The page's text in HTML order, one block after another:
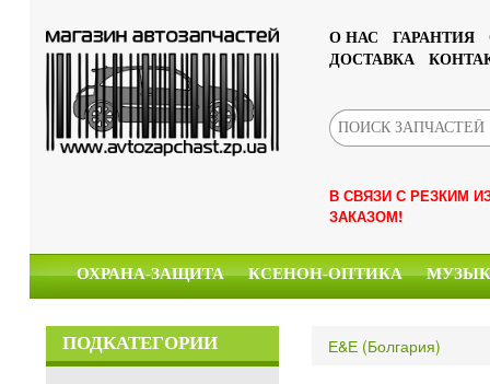
О НАС ГАРАНТИЯ
ДОСТАВКА
В СВЯЗИ С РЕЗКИМ
ЗАКАЗОМ!
ОХРАНА-ЗАЩИТА КСЕНОН-ОПТИКА
ПОДКАТЕГОРИИ Е&Е (Болгария)